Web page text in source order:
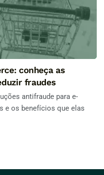
conheça as
fraudes
antifraude para e-
e os benefícios que elas